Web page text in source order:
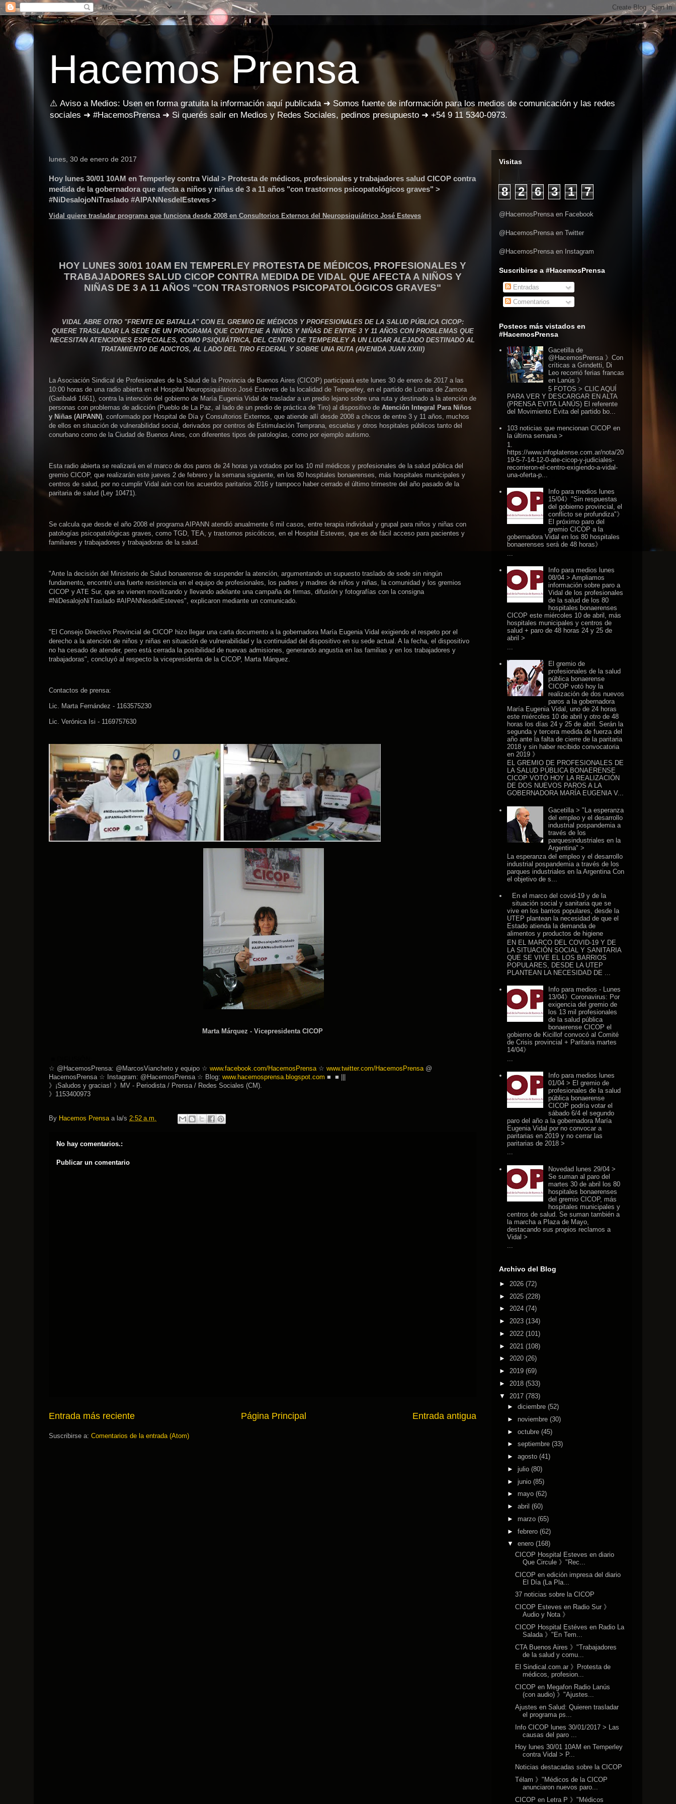
Hacemos Prensa
⚠️ Aviso a Medios: Usen en forma gratuita la información aquí publicada ➜ Somos fuente de información para los medios de comunicación y las redes
sociales ➜ #HacemosPrensa ➜ Si querés salir en Medios y Redes Sociales, pedinos presupuesto ➜ +54 9 11 5340-0973.
lunes, 30 de enero de 2017
Hoy lunes 30/01 10AM en Temperley contra Vidal > Protesta de médicos, profesionales y trabajadores salud CICOP contra
medida de la gobernadora que afecta a niños y niñas de 3 a 11 años "con trastornos psicopatológicos graves" >
#NiDesalojoNiTraslado #AIPANNesdelEsteves >
Vidal quiere trasladar programa que funciona desde 2008 en Consultorios Externos del Neuropsiquiátrico José Esteves
HOY LUNES 30/01 10AM EN TEMPERLEY PROTESTA DE MÉDICOS, PROFESIONALES Y
TRABAJADORES SALUD CICOP CONTRA MEDIDA DE VIDAL QUE AFECTA A NIÑOS Y
NIÑAS DE 3 A 11 AÑOS "CON TRASTORNOS PSICOPATOLÓGICOS GRAVES"
VIDAL ABRE OTRO "FRENTE DE BATALLA" CON EL GREMIO DE MÉDICOS Y PROFESIONALES DE LA SALUD PÚBLICA CICOP:
QUIERE TRASLADAR LA SEDE DE UN PROGRAMA QUE CONTIENE A NIÑOS Y NIÑAS DE ENTRE 3 Y 11 AÑOS CON PROBLEMAS QUE
NECESITAN ATENCIONES ESPECIALES, COMO PSIQUIÁTRICA, DEL CENTRO DE TEMPERLEY A UN LUGAR ALEJADO DESTINADO AL
TRATAMIENTO DE ADICTOS, AL LADO DEL TIRO FEDERAL Y SOBRE UNA RUTA (AVENIDA JUAN XXIII)
La Asociación Sindical de Profesionales de la Salud de la Provincia de Buenos Aires (CICOP) participará este lunes 30 de enero de 2017 a las
10:00 horas de una radio abierta en el Hospital Neuropsiquiátrico José Esteves de la localidad de Temperley, en el partido de Lomas de Zamora
(Garibaldi 1661), contra la intención del gobierno de María Eugenia Vidal de trasladar a un predio lejano sobre una ruta y destinado a la atención de
personas con problemas de adicción (Pueblo de La Paz, al lado de un predio de práctica de Tiro) al dispositivo de Atención Integral Para Niños
y Niñas (AIPANN), conformado por Hospital de Día y Consultorios Externos, que atiende allí desde 2008 a chicos de entre 3 y 11 años, muchos
de ellos en situación de vulnerabilidad social, derivados por centros de Estimulación Temprana, escuelas y otros hospitales públicos tanto del
conurbano como de la Ciudad de Buenos Aires, con diferentes tipos de patologías, como por ejemplo autismo.
Esta radio abierta se realizará en el marco de dos paros de 24 horas ya votados por los 10 mil médicos y profesionales de la salud pública del
gremio CICOP, que realizarán este jueves 2 de febrero y la semana siguiente, en los 80 hospitales bonaerenses, más hospitales municipales y
centros de salud, por no cumplir Vidal aún con los acuerdos paritarios 2016 y tampoco haber cerrado el último trimestre del año pasado de la
paritaria de salud (Ley 10471).
Se calcula que desde el año 2008 el programa AIPANN atendió anualmente 6 mil casos, entre terapia individual y grupal para niños y niñas con
patologías psicopatológicas graves, como TGD, TEA, y trastornos psicóticos, en el Hospital Esteves, que es de fácil acceso para pacientes y
familiares y trabajadores y trabajadoras de la salud.
"Ante la decisión del Ministerio de Salud bonaerense de suspender la atención, argumentando un supuesto traslado de sede sin ningún
fundamento, encontró una fuerte resistencia en el equipo de profesionales, los padres y madres de niños y niñas, la comunidad y los gremios
CICOP y ATE Sur, que se vienen movilizando y llevando adelante una campaña de firmas, difusión y fotografías con la consigna
#NiDesalojoNiTraslado #AIPANNesdelEsteves", explicaron mediante un comunicado.
"El Consejo Directivo Provincial de CICOP hizo llegar una carta documento a la gobernadora María Eugenia Vidal exigiendo el respeto por el
derecho a la atención de niños y niñas en situación de vulnerabilidad y la continuidad del dispositivo en su sede actual. A la fecha, el dispositivo
no ha cesado de atender, pero está cerrada la posibilidad de nuevas admisiones, generando angustia en las familias y en los trabajadores y
trabajadoras", concluyó al respecto la vicepresidenta de la CICOP, Marta Márquez.
Contactos de prensa:
Lic. Marta Fernández - 1163575230
Lic. Verónica Isi - 1169757630
Marta Márquez - Vicepresidenta CICOP
☆ @HacemosPrensa: @MarcosViancheto y equipo ☆ www.facebook.com/HacemosPrensa ☆ www.twitter.com/HacemosPrensa @
HacemosPrensa ☆ Instagram: @HacemosPrensa ☆ Blog: www.hacemosprensa. blogspot.com ■ ■ |||
》¡Saludos y gracias! 》MV - Periodista / Prensa / Redes Sociales (CM).
》1153400973
By Hacemos Prensa a la/s 2:52 a.m.
No hay comentarios.:
Publicar un comentario
Entrada más reciente Entrada antigua
Página Principal
Suscribirse a: Comentarios de la entrada (Atom)
Visitas
8 2 6 3 1 7
@HacemosPrensa en Facebook
@HacemosPrensa en Twitter
@HacemosPrensa en Instagram
Suscribirse a #HacemosPrensa
Entradas
Comentarios
Posteos más vistados en
#HacemosPrensa
Gacetilla de
@HacemosPrensa 》Con
críticas a Grindetti, Di
Leo recorrió ferias francas
en Lanús 》
5 FOTOS > CLIC AQUÍ
PARA VER Y DESCARGAR EN ALTA
(PRENSA EVITA LANÚS) El referente
del Movimiento Evita del partido bo...
103 noticias que mencionan CICOP en
la última semana >
1.
https://www.infoplatense.com.ar/nota/20
19-5-7-14-12-0-ate-cicop-y-judiciales-
recorrieron-el-centro-exigiendo-a-vidal-
una-oferta-p...
Info para medios lunes
15/04》"Sin respuestas
del gobierno provincial, el
conflicto se profundiza"》
El próximo paro del
gremio CICOP a la
gobernadora Vidal en los 80 hospitales
bonaerenses será de 48 horas》
Info para medios lunes
08/04 > Ampliamos
información sobre paro a
Vidal de los profesionales
de la salud de los 80
hospitales bonaerenses
CICOP este miércoles 10 de abril, más
hospitales municipales y centros de
salud + paro de 48 horas 24 y 25 de
abril >
El gremio de
profesionales de la salud
pública bonaerense
CICOP votó hoy la
realización de dos nuevos
paros a la gobernadora
María Eugenia Vidal, uno de 24 horas
este miércoles 10 de abril y otro de 48
horas los días 24 y 25 de abril. Serán la
segunda y tercera medida de fuerza del
año ante la falta de cierre de la paritaria
2018 y sin haber recibido convocatoria
en 2019 》
EL GREMIO DE PROFESIONALES DE
LA SALUD PÚBLICA BONAERENSE
CICOP VOTÓ HOY LA REALIZACIÓN
DE DOS NUEVOS PAROS A LA
GOBERNADORA MARÍA EUGENIA V...
Gacetilla > "La esperanza
del empleo y el desarrollo
industrial pospandemia a
través de los
parquesindustriales en la
Argentina" >
La esperanza del empleo y el desarrollo
industrial pospandemia a través de los
parques industriales en la Argentina Con
el objetivo de s...
En el marco del covid-19 y de la
situación social y sanitaria que se
vive en los barrios populares, desde la
UTEP plantean la necesidad de que el
Estado atienda la demanda de
alimentos y productos de higiene
EN EL MARCO DEL COVID-19 Y DE
LA SITUACIÓN SOCIAL Y SANITARIA
QUE SE VIVE EL LOS BARRIOS
POPULARES, DESDE LA UTEP
PLANTEAN LA NECESIDAD DE ...
Info para medios - Lunes
13/04》Coronavirus: Por
exigencia del gremio de
los 13 mil profesionales
de la salud pública
bonaerense CICOP el
gobierno de Kicillof convocó al Comité
de Crisis provincial + Paritaria martes
14/04》
Info para medios lunes
01/04 > El gremio de
profesionales de la salud
pública bonaerense
CICOP podría votar el
sábado 6/4 el segundo
paro del año a la gobernadora María
Eugenia Vidal por no convocar a
paritarias en 2019 y no cerrar las
paritarias de 2018 >
...
Novedad lunes 29/04 >
Se suman al paro del
martes 30 de abril los 80
hospitales bonaerenses
del gremio CICOP, más
hospitales municipales y
centros de salud. Se suman también a
la marcha a Plaza de Mayo,
destacando sus propios reclamos a
Vidal >
...
Archivo del Blog
► 2026 (72)
► 2025 (228)
► 2024 (74)
► 2023 (134)
► 2022 (101)
► 2021 (108)
► 2020 (26)
► 2019 (69)
► 2018 (533)
▼ 2017 (783)
► diciembre (52)
► noviembre (30)
► octubre (45)
► septiembre (33)
► agosto (41)
► julio (80)
► junio (85)
► mayo (62)
► abril (60)
► marzo (65)
► febrero (62)
▼ enero (168)
CICOP Hospital Esteves en diario
Que Circule 》"Rec...
CICOP en edición impresa del diario
El Día (La Pla...
37 noticias sobre la CICOP
CICOP Esteves en Radio Sur 》
Audio y Nota 》
CICOP Hospital Estéves en Radio La
Salada 》"En Tem...
CTA Buenos Aires 》"Trabajadores
de la salud y comu...
El Sindical.com.ar 》Protesta de
médicos, profesion...
CICOP en Megafon Radio Lanús
(con audio) 》"Ajustes...
Ajustes en Salud: Quieren trasladar
el programa ps...
Info CICOP lunes 30/01/2017 > Las
causas del paro ...
Hoy lunes 30/01 10AM en Temperley
contra Vidal > P...
Noticias destacadas sobre la CICOP
Télam 》"Médicos de la CICOP
anunciaron nuevos paro...
CICOP en Letra P 》"Médicos